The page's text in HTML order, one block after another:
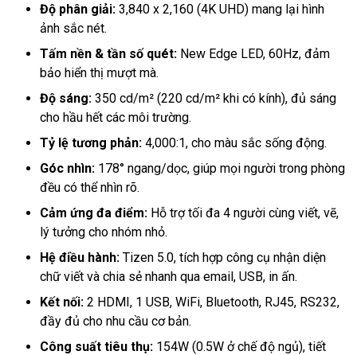
Độ phân giải: 3,840 x 2,160 (4K UHD) mang lại hình
ảnh sắc nét.
Tấm nền & tần số quét: New Edge LED, 60Hz, đảm
bảo hiển thị mượt mà.
Độ sáng: 350 cd/m² (220 cd/m² khi có kính), đủ sáng
cho hầu hết các môi trường.
Tỷ lệ tương phản: 4,000:1, cho màu sắc sống động.
Góc nhìn: 178° ngang/dọc, giúp mọi người trong phòng
đều có thể nhìn rõ.
Cảm ứng đa điểm: Hỗ trợ tối đa 4 người cùng viết, vẽ,
lý tưởng cho nhóm nhỏ.
Hệ điều hành: Tizen 5.0, tích hợp công cụ nhận diện
chữ viết và chia sẻ nhanh qua email, USB, in ấn.
Kết nối: 2 HDMI, 1 USB, WiFi, Bluetooth, RJ45, RS232,
đầy đủ cho nhu cầu cơ bản.
Công suất tiêu thụ: 154W (0.5W ở chế độ ngủ), tiết